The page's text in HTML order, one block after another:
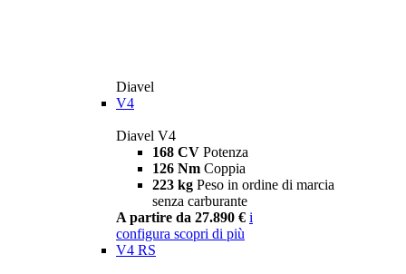
Diavel
V4
Diavel V4
168 CV Potenza
126 Nm Coppia
223 kg Peso in ordine di marcia
senza carburante
A partire da 27.890 € i
configura scopri di più
V4 RS